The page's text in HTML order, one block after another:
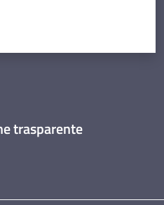
trasparente